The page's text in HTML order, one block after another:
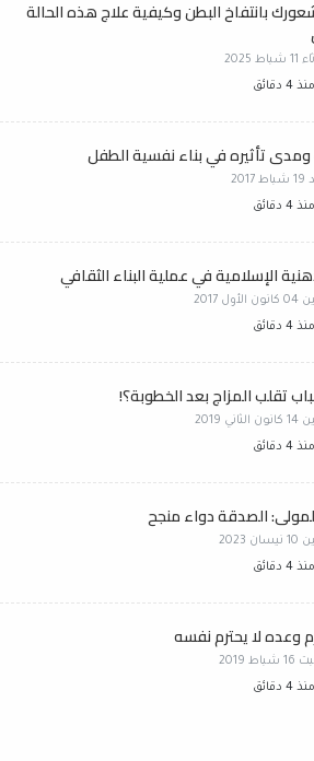
بانتفاخ البطن وكيفية علاج هذه الحالة
2025
ومدى تأثيره في بناء نفسية الطفل
الإسلامية في عملية البناء الثقافي
2017
تقلب المزاج بعد الخطوبة؟!
2019
الصدقة دواء منجح
2023
وعده لا يحترم نفسه
2019